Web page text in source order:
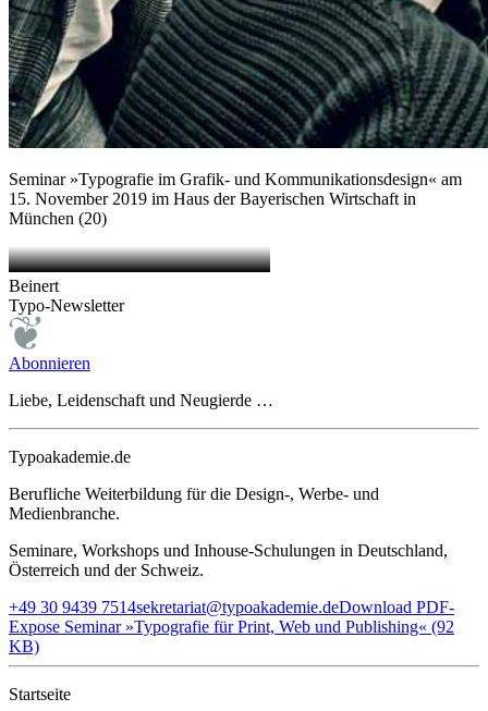
Seminar »Typografie im Grafik- und Kommunikationsdesign« am
15. November 2019 im Haus der Bayerischen Wirtschaft in
München (20)
Beinert
Typo-Newsletter
Abonnieren
Liebe, Leidenschaft und Neugierde …
Typoakademie.de
Berufliche Weiterbildung für die Design-, Werbe- und
Medienbranche.
Seminare, Workshops und Inhouse-Schulungen in Deutschland,
Österreich und der Schweiz.
+49 30 9439 7514sekretariat@typoakademie.deDownload PDF-
Expose Seminar »Typografie für Print, Web und Publishing« (92
KB)
Startseite